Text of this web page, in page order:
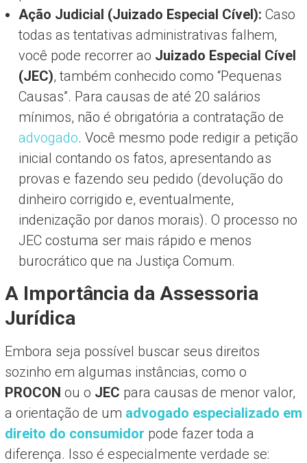
Ação Judicial (Juizado Especial Cível): Caso
todas as tentativas administrativas falhem,
você pode recorrer ao Juizado Especial Cível
(JEC), também conhecido como “Pequenas
Causas”. Para causas de até 20 salários
mínimos, não é obrigatória a contratação de
advogado. Você mesmo pode redigir a petição
inicial contando os fatos, apresentando as
provas e fazendo seu pedido (devolução do
dinheiro corrigido e, eventualmente,
indenização por danos morais). O processo no
JEC costuma ser mais rápido e menos
burocrático que na Justiça Comum.
A Importância da Assessoria
Jurídica
Embora seja possível buscar seus direitos
sozinho em algumas instâncias, como o
PROCON ou o JEC para causas de menor valor,
a orientação de um advogado especializado em
direito do consumidor pode fazer toda a
diferença. Isso é especialmente verdade se: